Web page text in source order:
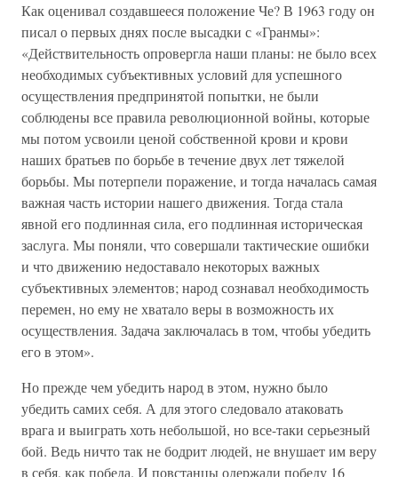
Как оценивал создавшееся положение Че? В 1963 году он
писал о первых днях после высадки с «Гранмы»:
«Действительность опровергла наши планы: не было всех
необходимых субъективных условий для успешного
осуществления предпринятой попытки, не были
соблюдены все правила революционной войны, которые
мы потом усвоили ценой собственной крови и крови
наших братьев по борьбе в течение двух лет тяжелой
борьбы. Мы потерпели поражение, и тогда началась самая
важная часть истории нашего движения. Тогда стала
явной его подлинная сила, его подлинная историческая
заслуга. Мы поняли, что совершали тактические ошибки
и что движению недоставало некоторых важных
субъективных элементов; народ сознавал необходимость
перемен, но ему не хватало веры в возможность их
осуществления. Задача заключалась в том, чтобы убедить
его в этом».
Но прежде чем убедить народ в этом, нужно было
убедить самих себя. А для этого следовало атаковать
врага и выиграть хоть небольшой, но все-таки серьезный
бой. Ведь ничто так не бодрит людей, не внушает им веру
в себя, как победа. И повстанцы одержали победу 16